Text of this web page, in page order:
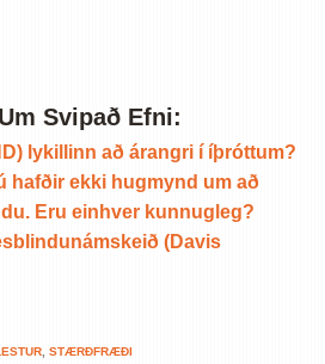
Svipað Efni:
lykillinn að árangri í íþróttum?
hafðir ekki hugmynd um að
Eru einhver kunnugleg?
(Davis
, STÆRÐFRÆÐI